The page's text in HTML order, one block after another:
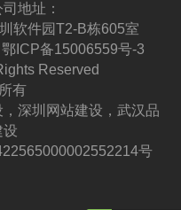
地址：
软件园T2-B栋605室
ICP备15006559号-3
Reserved
有
深圳网站建设，武汉品
设
号